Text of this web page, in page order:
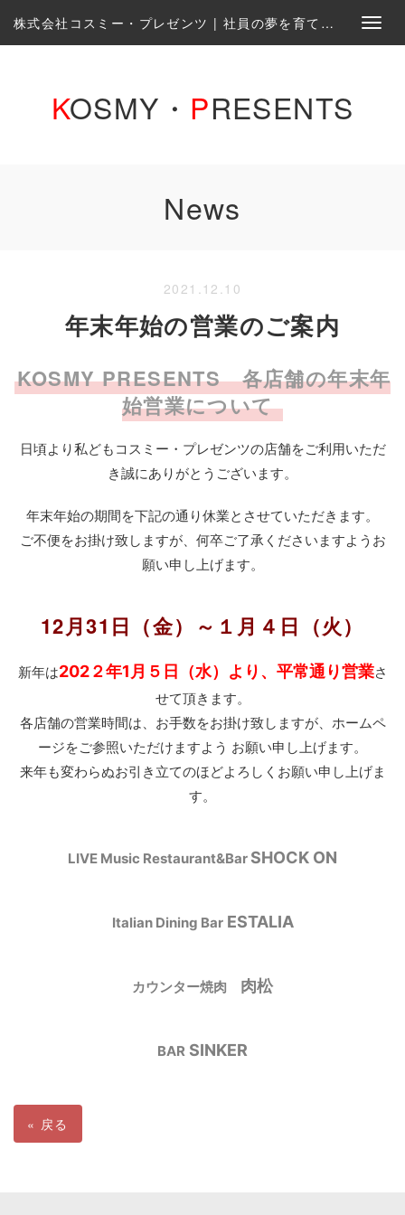
株式会社コスミー・プレゼンツ | 社員の夢を育て、一緒に実現する会社です。
KOSMY・ PRESENTS
News
2021.12.10
年末年始の営業のご案内
KOSMY PRESENTS 各店舗の年末年
始営業について
日頃より私どもコスミー・プレゼンツの店舗をご利用いただ
き誠にありがとうございます。
年末年始の期間を下記の通り休業とさせていただきます。
ご不便をお掛け致しますが、何卒ご了承くださいますようお
願い申し上げます。
12月31日（金）～１月４日（火）
新年は202２年1月５日（水）より、平常通り営業さ
せて頂きます。
各店舗の営業時間は、お手数をお掛け致しますが、ホームペ
ージをご参照いただけますよう お願い申し上げます。
来年も変わらぬお引き立てのほどよろしくお願い申し上げま
す。
LIVE Music Restaurant&Bar SHOCK ON
Italian Dining BarESTALIA
カウンター焼肉 肉松
BAR SINKER
« 戻る